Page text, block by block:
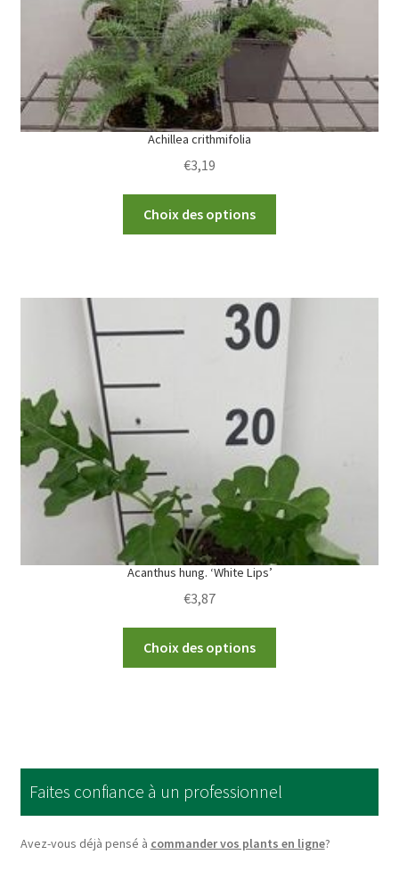
the
product
page
Achillea crithmifolia
€3,19
Choix des options
The
options
on
product
page
Acanthus hung. ‘White Lips’
€3,87
Choix des options
options
may
be
chosen
Faites confiance à un professionnel
Avez-vous déjà pensé à commander vos plants en ligne?